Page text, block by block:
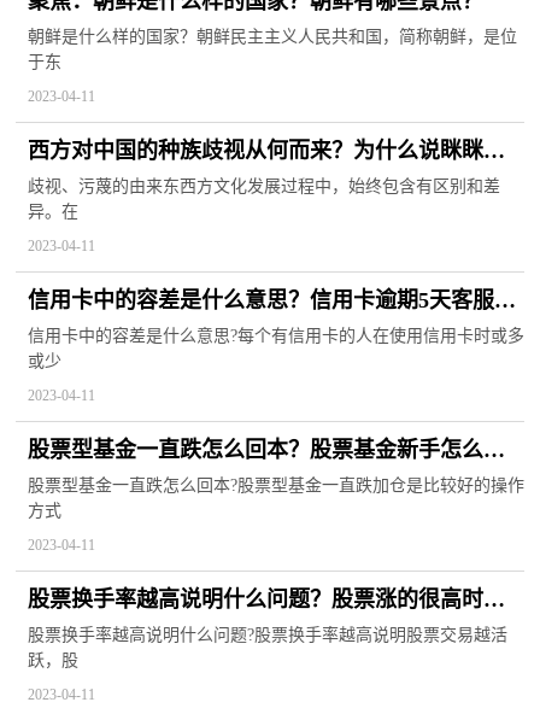
朝鲜是什么样的国家？朝鲜民主主义人民共和国，简称朝鲜，是位
于东
2023-04-11
西方对中国的种族歧视从何而来？为什么说眯眯眼
是对亚洲人的歧视？ 当前速递
歧视、污蔑的由来东西方文化发展过程中，始终包含有区别和差
异。在
2023-04-11
信用卡中的容差是什么意思？信用卡逾期5天客服说
没事是真的吗？ 世界焦点
信用卡中的容差是什么意思?每个有信用卡的人在使用信用卡时或多
或少
2023-04-11
股票型基金一直跌怎么回本？股票基金新手怎么
玩？
股票型基金一直跌怎么回本?股票型基金一直跌加仓是比较好的操作
方式
2023-04-11
股票换手率越高说明什么问题？股票涨的很高时候
能买入吗？ 每日快讯
股票换手率越高说明什么问题?股票换手率越高说明股票交易越活
跃，股
2023-04-11